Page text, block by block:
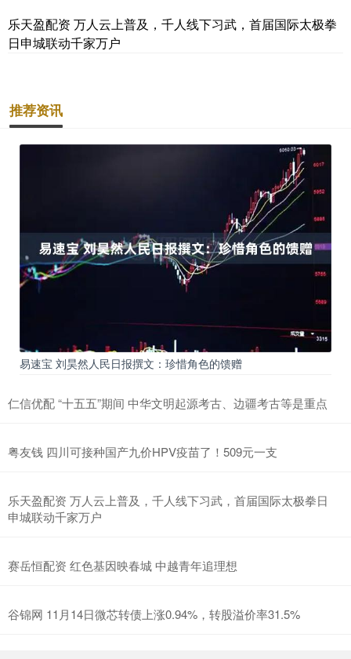
乐天盈配资 万人云上普及，千人线下习武，首届国际太极拳
日申城联动千家万户
推荐资讯
易速宝 刘昊然人民日报撰文：珍惜角色的馈赠
仁信优配 “十五五”期间 中华文明起源考古、边疆考古等是重点
粤友钱 四川可接种国产九价HPV疫苗了！509元一支
乐天盈配资 万人云上普及，千人线下习武，首届国际太极拳日
申城联动千家万户
赛岳恒配资 红色基因映春城 中越青年追理想
谷锦网 11月14日微芯转债上涨0.94%，转股溢价率31.5%